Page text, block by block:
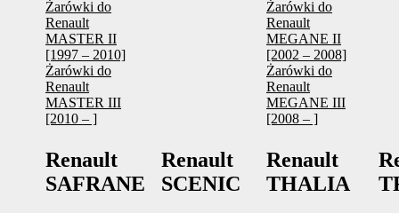
Żarówki do
Renault
MASTER II
[1997 – 2010]
Żarówki do
Renault
MASTER III
[2010 – ]
Żarówki do
Renault
MEGANE II
[2002 – 2008]
Żarówki do
Renault
MEGANE III
[2008 – ]
Renault
SAFRANE
Renault
SCENIC
Renault
THALIA